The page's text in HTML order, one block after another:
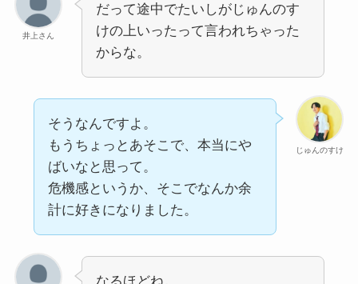
井上さん
だって途中でたいしがじゅんのす
けの上いったって言われちゃった
からな。
じゅんのすけ
そうなんですよ。
もうちょっとあそこで、本当にや
ばいなと思って。
危機感というか、そこでなんか余
計に好きになりました。